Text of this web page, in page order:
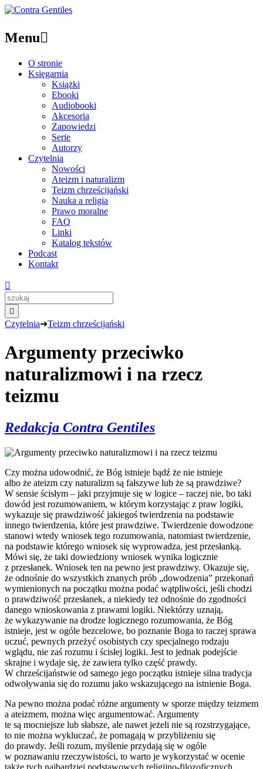
Menu
O stronie
Księgarnia
Książki
Ebooki
Audiobooki
Akcesoria
Zapowiedzi
Serie
Autorzy
Czytelnia
Nowości
Ateizm i naturalizm
Teizm chrześcijański
Nauka a religia
Prawo moralne
FAQ
Linki
Katalog tekstów
Podcast
Kontakt


Czytelnia➜Teizm chrześcijański
Argumenty przeciwko
naturalizmowi i na rzecz
teizmu
Redakcja Contra Gentiles
Czy można udowodnić, że Bóg istnieje bądź że nie istnieje
albo że ateizm czy naturalizm są fałszywe lub że są prawdziwe?
W sensie ścisłym – jaki przyjmuje się w logice – raczej nie, bo taki
dowód jest rozumowaniem, w którym korzystając z praw logiki,
wykazuje się prawdziwość jakiegoś twierdzenia na podstawie
innego twierdzenia, które jest prawdziwe. Twierdzenie dowodzone
stanowi wtedy wniosek tego rozumowania, natomiast twierdzenie,
na podstawie którego wniosek się wyprowadza, jest przesłanką.
Mówi się, że taki dowiedziony wniosek wynika logicznie
z przesłanek. Wniosek ten na pewno jest prawdziwy. Okazuje się,
że odnośnie do wszystkich znanych prób „dowodzenia” przekonań
wymienionych na początku można podać wątpliwości, jeśli chodzi
o prawdziwość przesłanek, a niekiedy też odnośnie do zgodności
danego wnioskowania z prawami logiki. Niektórzy uznają,
że wykazywanie na drodze logicznego rozumowania, że Bóg
istnieje, jest w ogóle bezcelowe, bo poznanie Boga to raczej sprawa
uczuć, pewnych przeżyć osobistych czy specjalnego rodzaju
wglądu, nie zaś rozumu i ścisłej logiki. Jest to jednak podejście
skrajne i wydaje się, że zawiera tylko część prawdy.
W chrześcijaństwie od samego jego początku istnieje silna tradycja
odwoływania się do rozumu jako wskazującego na istnienie Boga.
Na pewno można podać różne argumenty w sporze między teizmem
a ateizmem, można więc argumentować. Argumenty
te są mocniejsze lub słabsze, ale nawet jeżeli nie są rozstrzygające,
to nie można wykluczać, że pomagają w przybliżeniu się
do prawdy. Jeśli rozum, myślenie przydają się w ogóle
w poznawaniu rzeczywistości, to warto je wykorzystać w ocenie
także tych najbardziej podstawowych religijno-filozoficznych